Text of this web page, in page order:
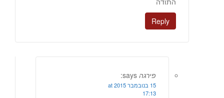
Reply
פירגה says:
15 בנובמבר 2015 at
17:13